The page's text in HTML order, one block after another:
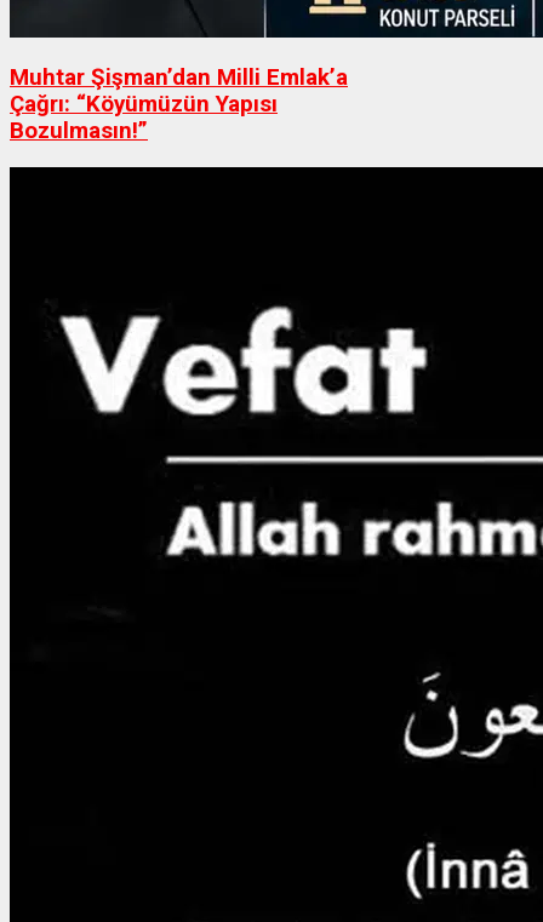
Muhtar Şişman’dan Milli Emlak’a
Çağrı: “Köyümüzün Yapısı
Bozulmasın!”